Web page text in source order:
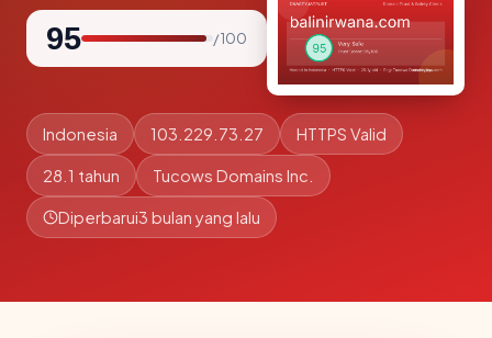
95 / 100
Indonesia 103.229.73.27 HTTPS Valid
28.1 tahun Tucows Domains Inc.
Diperbarui3 bulan yang lalu